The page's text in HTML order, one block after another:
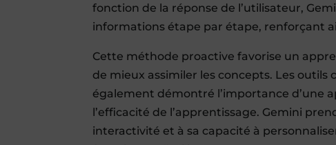
fonction de la réponse de l’utilisateur,
informations étape par étape, renforçant
Cette méthode proactive favorise un
de mieux assimiler les concepts. Les outils
également démontré l’importance d’une
l’efficacité de l’apprentissage. Gemini
interactivité et à sa capacité à